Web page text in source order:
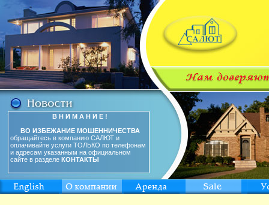
В Н И М А Н И Е !
ВО ИЗБЕЖАНИЕ МОШЕННИЧЕСТВА
обращайтесь в компанию САЛЮТ и
оплачивайте услуги ТОЛЬКО по телефонам
и адресам указанным на официальном
сайте в разделе КОНТАКТЫ